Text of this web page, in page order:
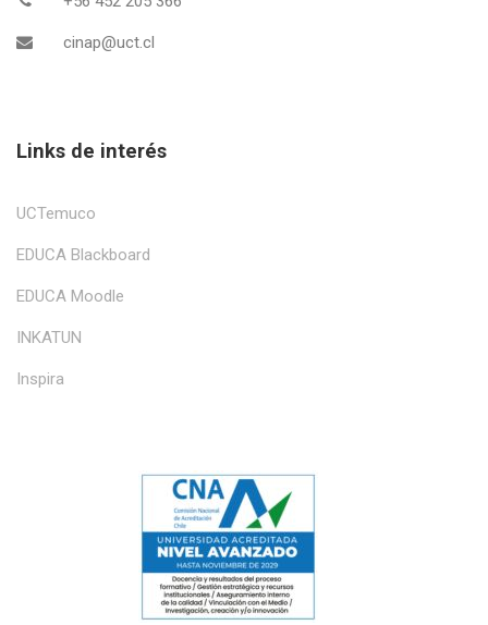
cinap@uct.cl
Links de interés
UCTemuco
EDUCA Blackboard
EDUCA Moodle
INKATUN
Inspira